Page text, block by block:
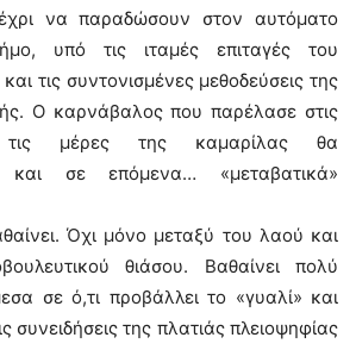
να παραδώσουν στον αυτόματο
υπό τις ιταμές επιταγές του
τις συντονισμένες μεθοδεύσεις της
Ο καρνάβαλος που παρέλασε στις
μέρες της καμαρίλας θα
και σε επόμενα… «μεταβατικά»
Όχι μόνο μεταξύ του λαού και
θιάσου. Βαθαίνει πολύ
σε ό,τι προβάλλει το «γυαλί» και
συνειδήσεις της πλατιάς πλειοψηφίας